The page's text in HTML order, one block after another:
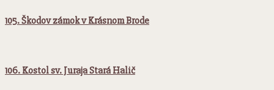
105. Škodov zámok v Krásnom Brode
106. Kostol sv. Juraja Stará Halič